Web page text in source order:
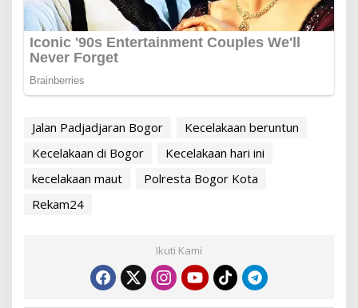
Jalan Padjadjaran Bogor
Kecelakaan beruntun
Kecelakaan di Bogor
Kecelakaan hari ini
kecelakaan maut
Polresta Bogor Kota
Rekam24
Ikuti Kami